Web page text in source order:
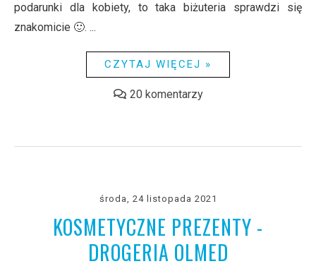
podarunki dla kobiety, to taka biżuteria sprawdzi się
znakomicie 🙂. ...
CZYTAJ WIĘCEJ »
20 komentarzy
środa, 24 listopada 2021
KOSMETYCZNE PREZENTY -
DROGERIA OLMED